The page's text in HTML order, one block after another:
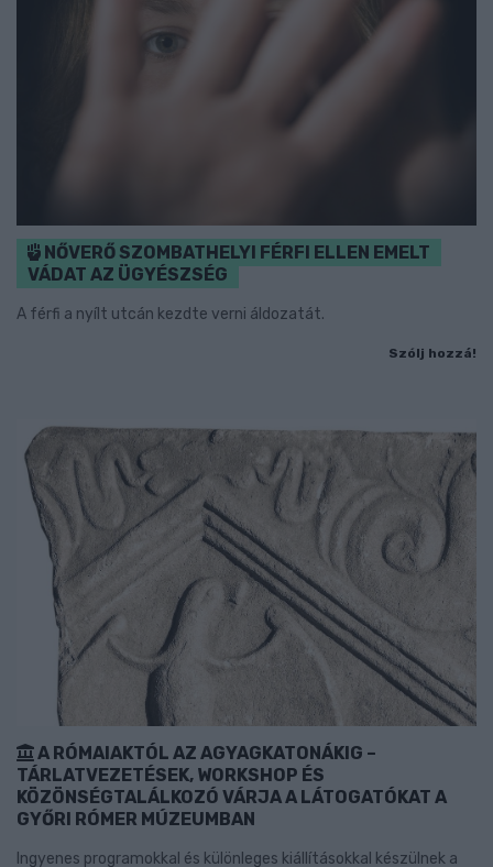
NŐVERŐ SZOMBATHELYI FÉRFI ELLEN EMELT
VÁDAT AZ ÜGYÉSZSÉG
A férfi a nyílt utcán kezdte verni áldozatát.
Szólj hozzá!
A RÓMAIAKTÓL AZ AGYAGKATONÁKIG –
TÁRLATVEZETÉSEK, WORKSHOP ÉS
KÖZÖNSÉGTALÁLKOZÓ VÁRJA A LÁTOGATÓKAT A
GYŐRI RÓMER MÚZEUMBAN
Ingyenes programokkal és különleges kiállításokkal készülnek a